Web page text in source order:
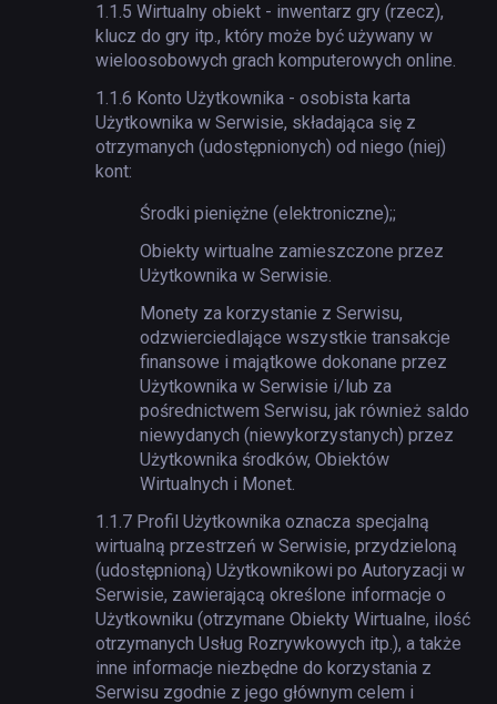
1.1.5 Wirtualny obiekt - inwentarz gry (rzecz),
klucz do gry itp., który może być używany w
wieloosobowych grach komputerowych online.
1.1.6 Konto Użytkownika - osobista karta
Użytkownika w Serwisie, składająca się z
otrzymanych (udostępnionych) od niego (niej)
kont:
Środki pieniężne (elektroniczne);;
Obiekty wirtualne zamieszczone przez
Użytkownika w Serwisie.
Monety za korzystanie z Serwisu,
odzwierciedlające wszystkie transakcje
finansowe i majątkowe dokonane przez
Użytkownika w Serwisie i/lub za
pośrednictwem Serwisu, jak również saldo
niewydanych (niewykorzystanych) przez
Użytkownika środków, Obiektów
Wirtualnych i Monet.
1.1.7 Profil Użytkownika oznacza specjalną
wirtualną przestrzeń w Serwisie, przydzieloną
(udostępnioną) Użytkownikowi po Autoryzacji w
Serwisie, zawierającą określone informacje o
Użytkowniku (otrzymane Obiekty Wirtualne, ilość
otrzymanych Usług Rozrywkowych itp.), a także
inne informacje niezbędne do korzystania z
Serwisu zgodnie z jego głównym celem i